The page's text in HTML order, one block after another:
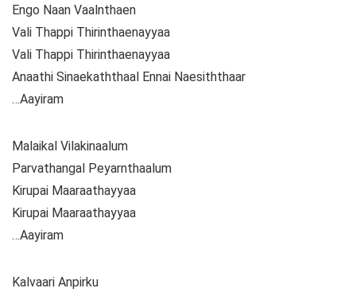
Engo Naan Vaalnthaen
Vali Thappi Thirinthaenayyaa
Vali Thappi Thirinthaenayyaa
Anaathi Sinaekaththaal Ennai Naesiththaar
…Aayiram
Malaikal Vilakinaalum
Parvathangal Peyarnthaalum
Kirupai Maaraathayyaa
Kirupai Maaraathayyaa
…Aayiram
Kalvaari Anpirku